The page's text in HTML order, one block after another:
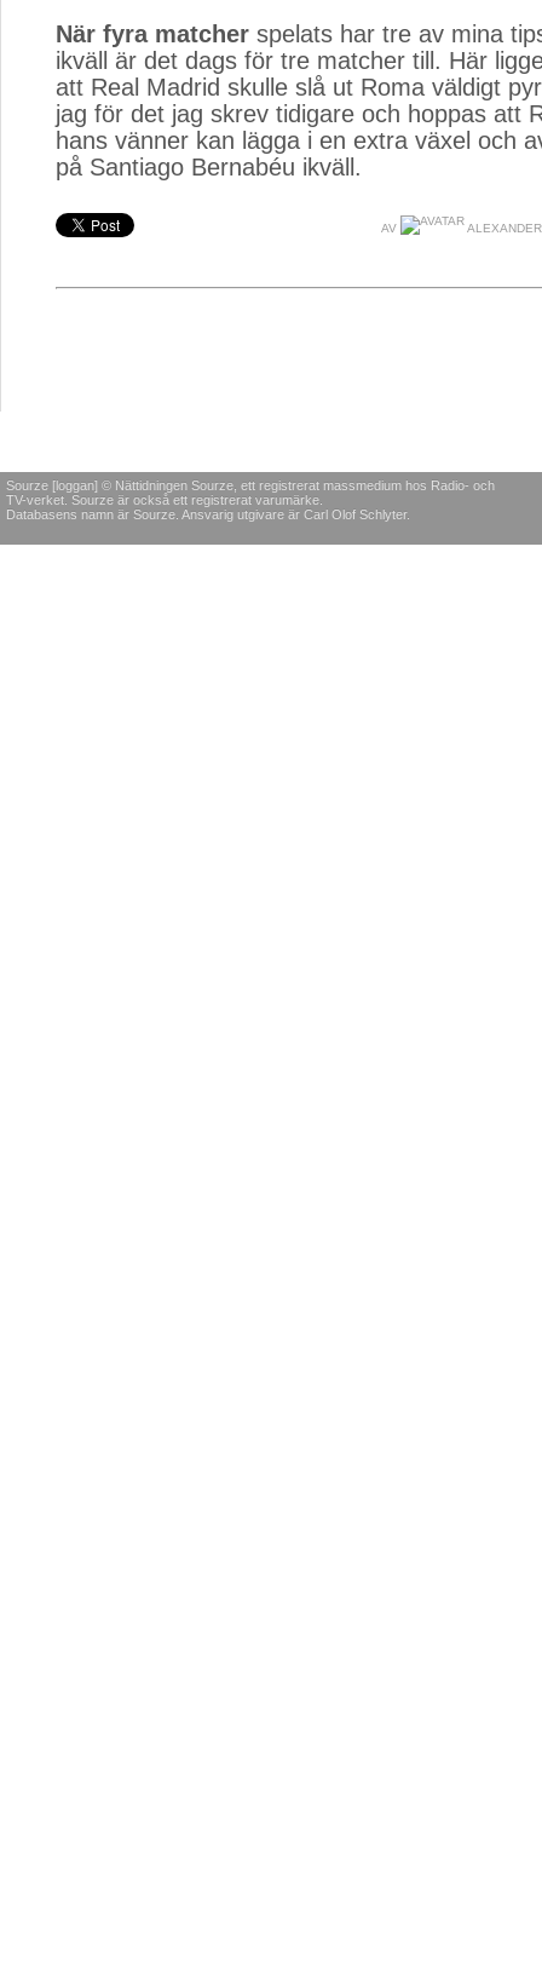
När fyra matcher spelats har tre av mina
ikväll är det dags för tre matcher till. Här
att Real Madrid skulle slå ut Roma väldigt
jag för det jag skrev tidigare och hoppas att
hans vänner kan lägga i en extra växel och
på Santiago Bernabéu ikväll.
AV
Sourze [loggan] © Nättidningen Sourze, ett registrerat massmedium hos Radio- och
TV-verket. Sourze är också ett registrerat varumärke.
Databasens namn är Sourze. Ansvarig utgivare är Carl Olof Schlyter.